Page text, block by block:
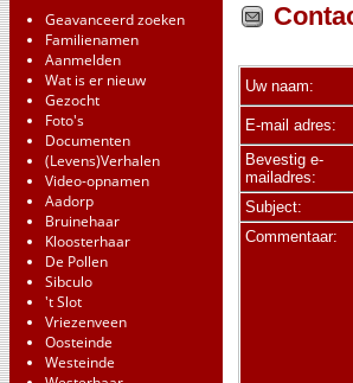
Geavanceerd zoeken
Familienamen
Aanmelden
Wat is er nieuw
Gezocht
Foto's
Documenten
(Levens)Verhalen
Video-opnamen
Aadorp
Bruinehaar
Kloosterhaar
De Pollen
Sibculo
't Slot
Vriezenveen
Oosteinde
Westeinde
Uw naam:
E-mail adres:
Bevestig e-
mailadres:
Subject:
Commentaar: